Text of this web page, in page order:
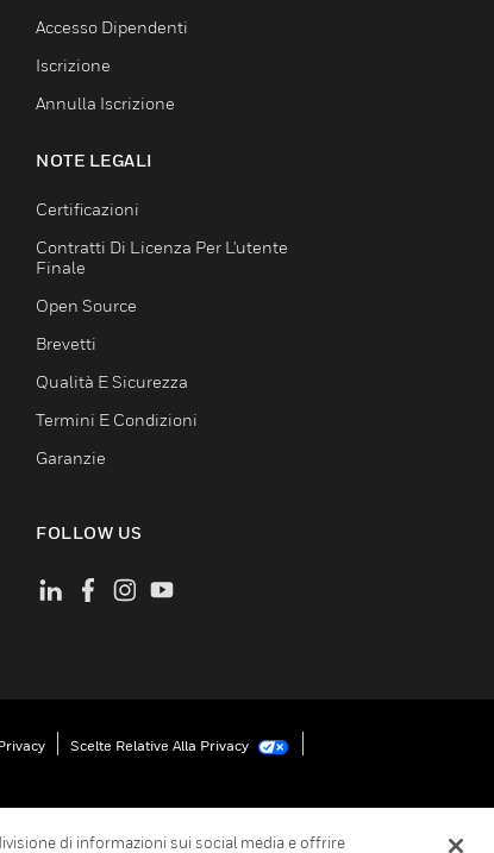
Accesso Dipendenti
Iscrizione
Annulla Iscrizione
NOTE LEGALI
Certificazioni
Contratti Di Licenza Per L'utente
Finale
Open Source
Brevetti
Qualità E Sicurezza
Termini E Condizioni
Garanzie
FOLLOW US
Scelte Relative Alla Privacy
di informazioni sui social media e offrire